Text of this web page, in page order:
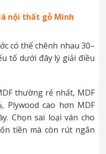
nội thất gỗ Minh
có thể chênh nhau 30–
tố dưới đây lý giải điều
thường rẻ nhất, MDF
Plywood cao hơn MDF
Chọn sai loại ván cho
tiền mà còn rút ngắn